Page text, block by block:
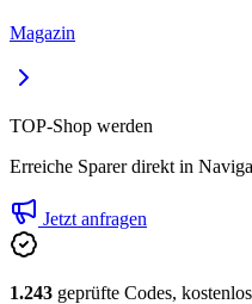
Magazin
TOP-Shop werden
Erreiche Sparer direkt in
Jetzt anfragen
1.243 geprüfte Codes,